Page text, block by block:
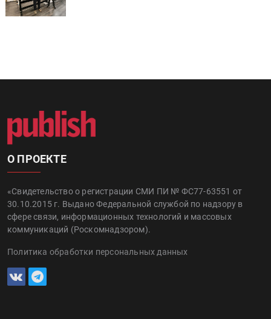
О ПРОЕКТЕ
«Свидетельство о регистрации СМИ ПИ № ФС77-63551 от
30.10.2015 г. Выдано Федеральной службой по надзору в
сфере связи, информационных технологий и массовых
коммуникаций (Роскомнадзором).
Политика обработки персональных данных